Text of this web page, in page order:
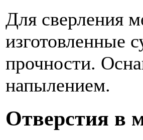
Для сверления
изготовленные
прочности.
напылением.
Отверстия в